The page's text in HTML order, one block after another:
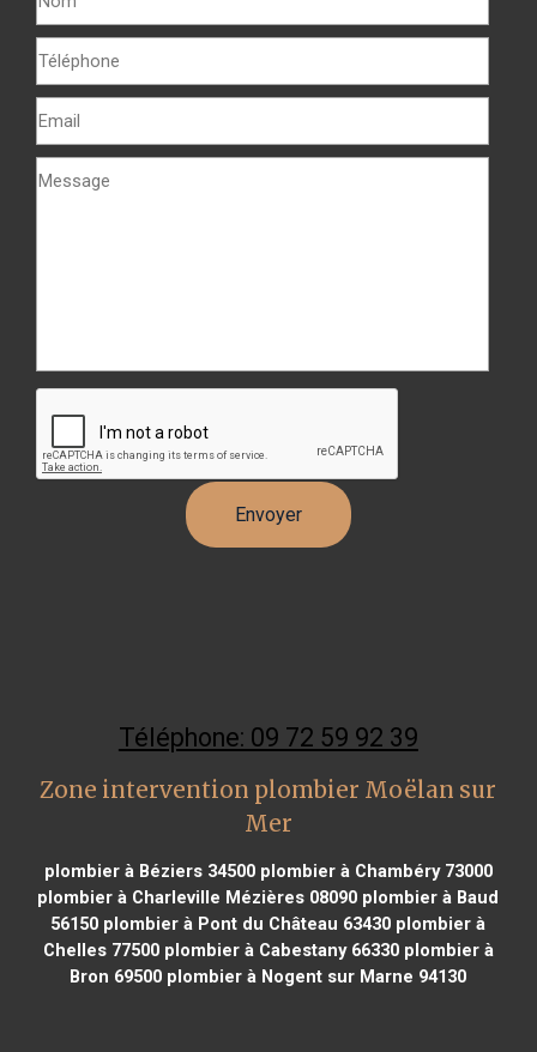
Téléphone: 09 72 59 92 39
Zone intervention plombier Moëlan sur
Mer
plombier à Béziers 34500plombier à Chambéry 73000
plombier à Charleville Mézières 08090 plombier à Baud
56150 plombier à Pont du Château 63430 plombier à
Chelles 77500plombier à Cabestany 66330plombier à
Bron 69500 plombier à Nogent sur Marne 94130